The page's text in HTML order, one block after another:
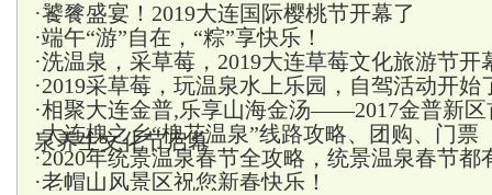
·饕餮盛宴！2019大连国际樱桃节开幕了
·端午“游”自在，“粽”享快乐！
·洗温泉，采草莓，2019大连草莓文化旅游节开
·2019采草莓，玩温泉水上乐园，自驾活动开始
·相聚大连金普,乐享山海金汤——2017金普新区
泉养生文化节启幕
·大连槐之乡“槐花温泉”线路攻略、团购、门票
·2020年统景温泉春节全攻略，统景温泉春节都
·老帽山风景区祝您新春快乐！